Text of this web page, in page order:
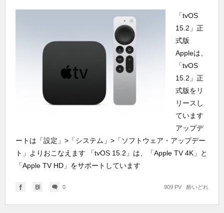
「tvOS
15.2」正
式版
Appleは、
「tvOS
15.2」正
式版をリ
リースし
ています
アップデ
ートは「設定」>「システム」>「ソフトウェア・アップデー
ト」よりおこなえます 「tvOS 15.2」は、「Apple TV 4K」と
「Apple TV HD」をサポートしています
0 酔いどれ
909 PV